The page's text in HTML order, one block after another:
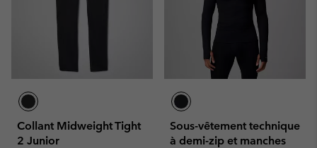
Collant Midweight Tight
2 Junior
Sous-vêtement technique
à demi-zip et manches